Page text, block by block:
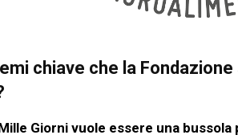
chiave che la
Giorni vuole essere una